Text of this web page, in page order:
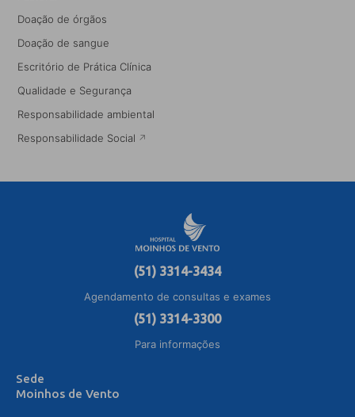
Doação de órgãos
Doação de sangue
Escritório de Prática Clínica
Qualidade e Segurança
Responsabilidade ambiental
Responsabilidade Social
(51) 3314-3434
Agendamento de consultas e exames
(51) 3314-3300
Para informações
Sede
Moinhos de Vento